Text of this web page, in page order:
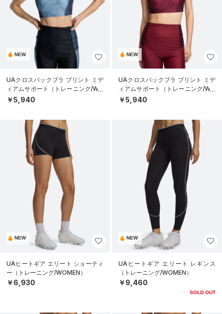
NEW
UAクロスバックブラ プリント ミデ
ィアムサポート（トレーニング/WO
MEN）
￥5,940
NEW
UAクロスバックブラ プリント ミデ
ィアムサポート（トレーニング/WO
MEN）
￥5,940
NEW
UAヒートギア エリート ショーティ
ー（トレーニング/WOMEN）
￥6,930
NEW
UAヒートギア エリート レギンス
（トレーニング/WOMEN）
￥9,460
SOLD OUT